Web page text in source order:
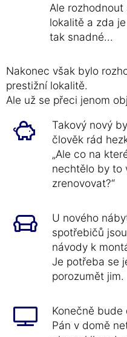
Ale
lokalitě a zda
tak snadné...
Nakonec však bylo
prestižní lokalitě.
Ale už se přeci jenom
Takový nový
člověk rád
„Ale co na
nechtělo by to
zrenovovat?“
U nového
spotřebičů
návody k
Je potřeba se
porozumět jim.
Konečně bude
Pán v domě